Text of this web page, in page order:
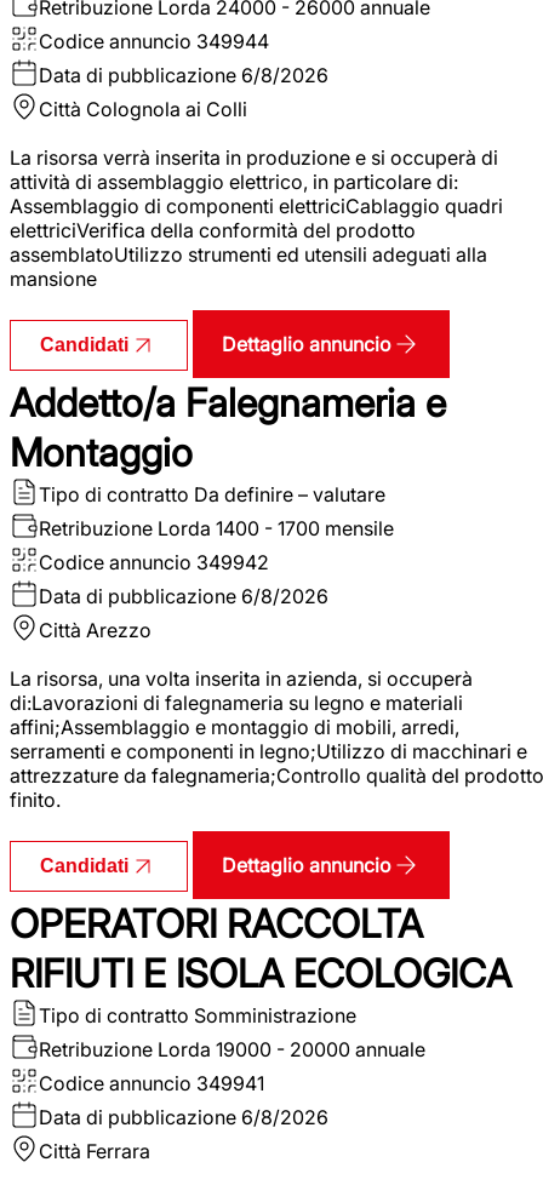
Retribuzione Lorda 24000 - 26000 annuale
Codice annuncio 349944
Data di pubblicazione 6/8/2026
Città Colognola ai Colli
La risorsa verrà inserita in produzione e si occuperà di
attività di assemblaggio elettrico, in particolare di:
Assemblaggio di componenti elettriciCablaggio quadri
elettriciVerifica della conformità del prodotto
assemblatoUtilizzo strumenti ed utensili adeguati alla
mansione
Candidati Dettaglio annuncio
Addetto/a Falegnameria e
Montaggio
Tipo di contratto Da definire – valutare
Retribuzione Lorda 1400 - 1700 mensile
Codice annuncio 349942
Data di pubblicazione 6/8/2026
Città Arezzo
La risorsa, una volta inserita in azienda, si occuperà
di:Lavorazioni di falegnameria su legno e materiali
affini;Assemblaggio e montaggio di mobili, arredi,
serramenti e componenti in legno;Utilizzo di macchinari e
attrezzature da falegnameria;Controllo qualità del prodotto
finito.
Candidati Dettaglio annuncio
OPERATORI RACCOLTA
RIFIUTI E ISOLA ECOLOGICA
Tipo di contratto Somministrazione
Retribuzione Lorda 19000 - 20000 annuale
Codice annuncio 349941
Data di pubblicazione 6/8/2026
Città Ferrara